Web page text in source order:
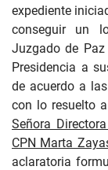
expediente
conseguir un
Juzgado de Paz
Presidencia a
de acuerdo a
con lo resuelto
Señora
CPN Marta
aclaratoria